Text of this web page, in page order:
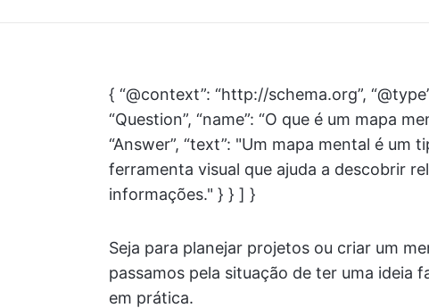
{ “@context”: “http://schema.org”,
“Question”, “name”: “O que é um mapa
“Answer”, “text”: "Um mapa mental é um
ferramenta visual que ajuda a descobrir
informações." } } ] }
Seja para planejar projetos ou criar um
passamos pela situação de ter uma ideia
em prática.